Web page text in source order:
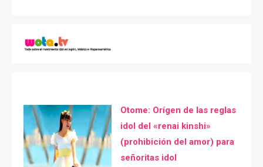
Otome: Orígen de las reglas
idol del «renai kinshi»
(prohibición del amor) para
señoritas idol